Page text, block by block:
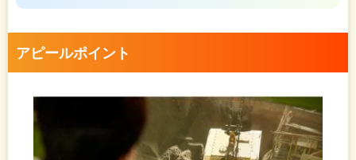
また、工場見学に参加できたことは、入社を決める
した。しかし、実際に現場を見てみると想像を遥か
っかり持つことができました。入社後のギャップを
感じることなくスタートを切れたのは、事前にあり
のままの現場を見ることができたからだと思いま
アピールポイント